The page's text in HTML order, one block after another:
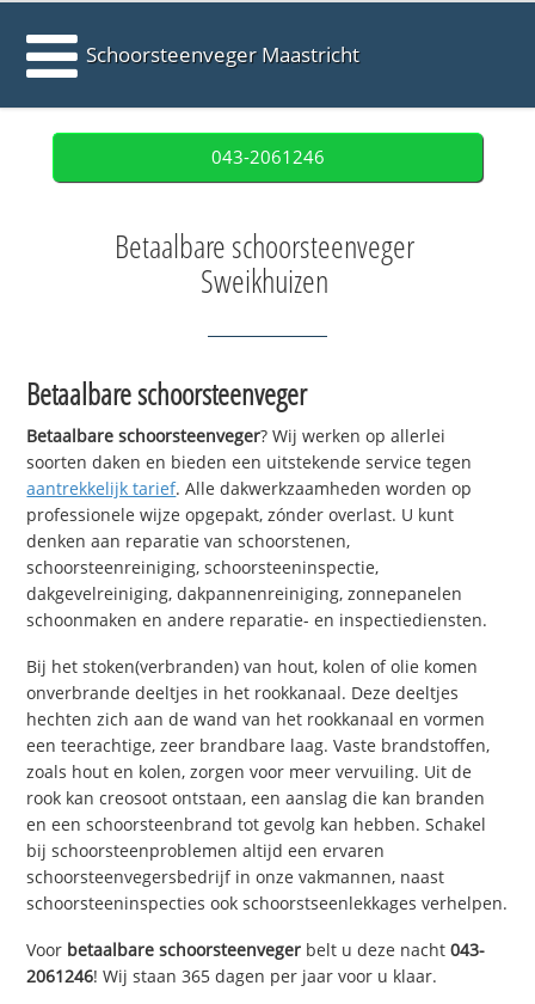
Schoorsteenveger Maastricht
043-2061246
Betaalbare schoorsteenveger
Sweikhuizen
Betaalbare schoorsteenveger
Betaalbare schoorsteenveger? Wij werken op allerlei
soorten daken en bieden een uitstekende service tegen
aantrekkelijk tarief. Alle dakwerkzaamheden worden op
professionele wijze opgepakt, zónder overlast. U kunt
denken aan reparatie van schoorstenen,
schoorsteenreiniging, schoorsteeninspectie,
dakgevelreiniging, dakpannenreiniging, zonnepanelen
schoonmaken en andere reparatie- en inspectiediensten.
Bij het stoken(verbranden) van hout, kolen of olie komen
onverbrande deeltjes in het rookkanaal. Deze deeltjes
hechten zich aan de wand van het rookkanaal en vormen
een teerachtige, zeer brandbare laag. Vaste brandstoffen,
zoals hout en kolen, zorgen voor meer vervuiling. Uit de
rook kan creosoot ontstaan, een aanslag die kan branden
en een schoorsteenbrand tot gevolg kan hebben. Schakel
bij schoorsteenproblemen altijd een ervaren
schoorsteenvegersbedrijf in onze vakmannen, naast
schoorsteeninspecties ook schoorstseenlekkages verhelpen.
Voor betaalbare schoorsteenveger belt u deze nacht043-
2061246! Wij staan 365 dagen per jaar voor u klaar.